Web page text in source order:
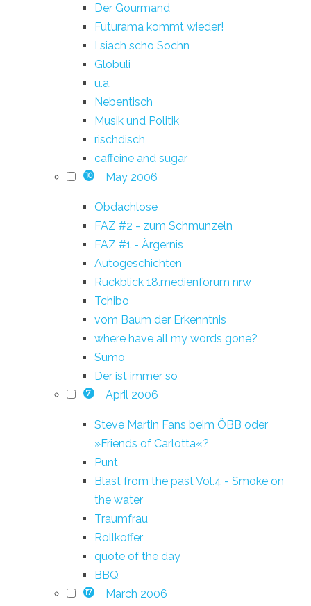
Der Gourmand
Futurama kommt wieder!
I siach scho Sochn
Globuli
u.a.
Nebentisch
Musik und Politik
rischdisch
caffeine and sugar
10 May 2006
Obdachlose
FAZ #2 - zum Schmunzeln
FAZ #1 - Ärgernis
Autogeschichten
Rückblick 18.medienforum nrw
Tchibo
vom Baum der Erkenntnis
where have all my words gone?
Sumo
Der ist immer so
7 April 2006
Steve Martin Fans beim ÖBB oder
»Friends of Carlotta«?
Punt
Blast from the past Vol.4 - Smoke on
the water
Traumfrau
Rollkoffer
quote of the day
BBQ
17 March 2006